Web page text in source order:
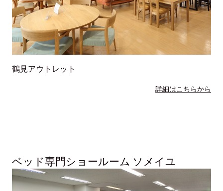
鶴見アウトレット
詳細はこちらから
ベッド専門ショールーム ソメイユ